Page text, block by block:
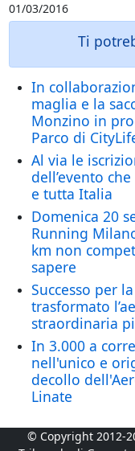
01/03/2016
Ti
In
maglia e la
Monzino in
Parco di
Al via le
dell’evento
e tutta Italia
Domenica 20
Running
km non
sapere
Successo per
trasformato
straordinaria
In 3.000 a
nell'unico e
decollo
Linate
© Copyright 2012-